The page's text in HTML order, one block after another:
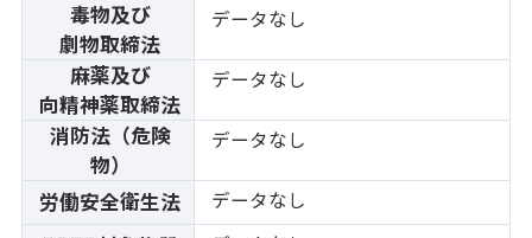
毒物及び
劇物取締法
データなし
麻薬及び
向精神薬取締法
データなし
消防法（危険
物）
データなし
労働安全衛生法 データなし